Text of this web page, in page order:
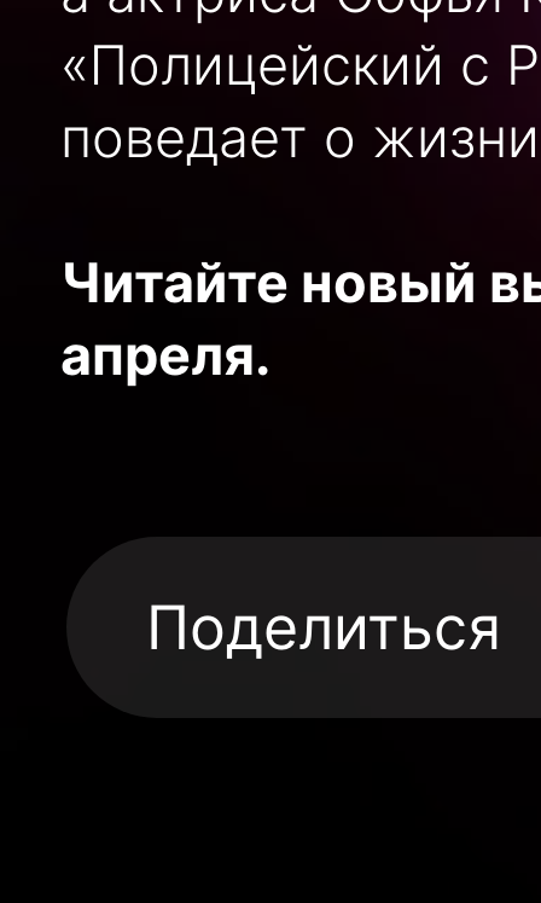
«Полицейский с
поведает о
Читайте новый
апреля.
Поделиться